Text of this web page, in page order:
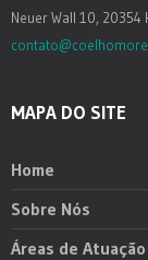
Neuer Wall 10,
MAPA DO SITE
Home
Sobre Nós
Áreas de Atuação